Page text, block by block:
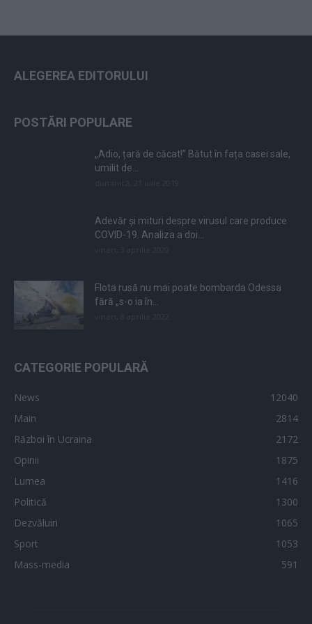
ALEGEREA EDITORULUI
POSTĂRI POPULARE
„Adio, țară de căcat!” Bătut în fața casei sale,
umilit de...
Adevăr și mituri despre virusul care produce
COVID-19. Analiza a doi...
Flota rusă nu mai poate bombarda Odessa
fără „s-o ia în...
CATEGORIE POPULARĂ
News
12040
Main
2814
Război în Ucraina
2172
Opinii
1875
Lumea
1416
Politică
1300
Dezvăluiri
1065
Sport
1053
Mass-media
591